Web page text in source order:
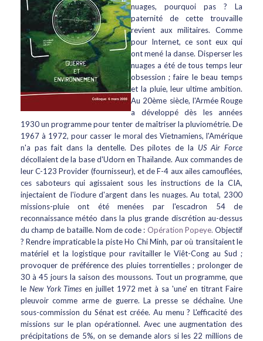
nuages, pourquoi pas ? La
paternité de cette trouvaille
revient aux militaires. Comme
pour Internet, ce sont eux qui
ont mené la danse. Disperser les
nuages a été de tous temps leur
obsession ; faire le beau temps
et la pluie, leur ultime ambition.
Au 20ème siècle, l'Armée Rouge
a développé dès les années
1930 un programme pour tenter de maîtriser la pluviométrie. De
1967 à 1972, pour casser le moral des Vietnamiens, l'Amérique
n'a pas fait dans la dentelle. Des pilotes de la US Air Force
décollaient de la base d'Udorn en Thaïlande. Aux commandes de
leur C-123 Provider (fournisseur), et de F-4 aux ailes camouflées,
ces saboteurs qui agissaient sous les instructions de la CIA,
injectaient de l'iodure d'argent dans les nuages. Au total, 2300
missions-pluie ont été menées par l'escadron 54 de
reconnaissance météo dans la plus grande discrétion au-dessus
du champ de bataille. Nom de code : Opération Popeye.Objectif
? Rendre impraticable la piste Ho Chi Minh, par où transitaient le
matériel et la logistique pour ravitailler le Viêt-Cong au Sud ;
provoquer de préférence des pluies torrentielles ; prolonger de
30 à 45 jours la saison des moussons. Tout un programme, que
le New York Times en juillet 1972 met à sa 'une' en titrant Faire
pleuvoir comme arme de guerre. La presse se déchaîne. Une
sous-commission du Sénat est créée. Au menu ? L'efficacité des
missions sur le plan opérationnel. Avec une augmentation des
précipitations de 5%, on se demande alors si les 22 millions de